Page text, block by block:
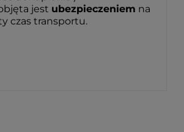
jest ubezpieczeniem na
czas transportu.